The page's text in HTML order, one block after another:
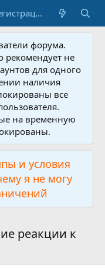
Регистрация
форума.
рекомендует не
для одного
наличия
все
на временную
и условия
я не могу
реакции к